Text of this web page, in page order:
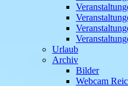
Urlaub
Archiv
Bilder
Webcam